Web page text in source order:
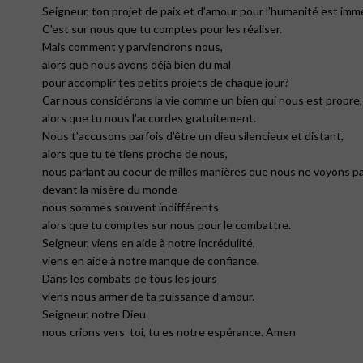
Seigneur, ton projet de paix et d’amour pour l’humanité est
C’est sur nous que tu comptes pour les réaliser.
Mais comment y parviendrons nous,
alors que nous avons déjà bien du mal
pour accomplir tes petits projets de chaque jour?
Car nous considérons la vie comme un bien qui nous est propre,
alors que tu nous l’accordes gratuitement.
Nous t’accusons parfois d’être un dieu silencieux et distant,
alors que tu te tiens proche de nous,
nous parlant au coeur de milles manières que nous ne voyons
devant la misère du monde
nous sommes souvent indifférents
alors que tu comptes sur nous pour le combattre.
Seigneur, viens en aide à notre incrédulité,
viens en aide à notre manque de confiance.
Dans les combats de tous les jours
viens nous armer de ta puissance d’amour.
Seigneur, notre Dieu
nous crions vers toi, tu es notre espérance. Amen